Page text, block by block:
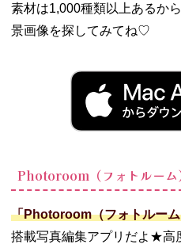
素材は1,000種類以上あるか
景画像を探してみてね♡
Photoroom（フォトルーム
「Photoroom（フォトルー
搭載写真編集アプリだよ★高